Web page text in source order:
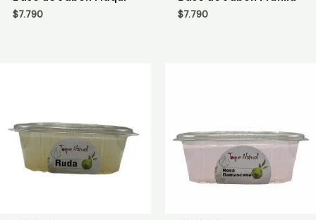
0
de
$7.790
0
de
$7.790